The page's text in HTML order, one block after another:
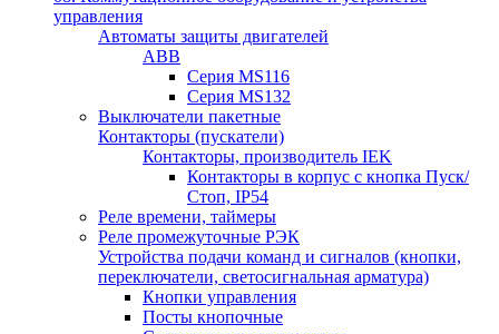
управления
Автоматы защиты двигателей
ABB
Серия MS116
Серия MS132
Выключатели пакетные
Контакторы (пускатели)
Контакторы, производитель IEK
Контакторы в корпус с кнопка Пуск/
Стоп, IP54
Реле времени, таймеры
Реле промежуточные РЭК
Устройства подачи команд и сигналов (кнопки,
переключатели, светосигнальная арматура)
Кнопки управления
Посты кнопочные